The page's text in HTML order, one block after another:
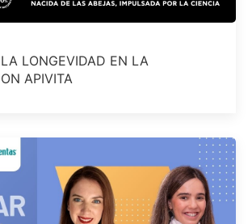
LONGEVIDAD EN LA
APIVITA